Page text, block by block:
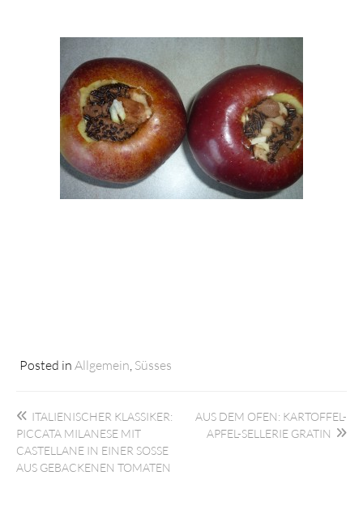
Posted in Allgemein Süsses
Beitragsnavigation
ITALIENISCHER KLASSIKER:
PICCATA MILANESE MIT
CASTELLANE IN EINER SOSSE
AUS GEBACKENEN TOMATEN
AUS DEM OFEN: KARTOFFEL-
APFEL-SELLERIE GRATIN